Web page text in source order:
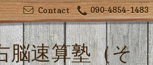
090-4854-1483
Contact
脳速算塾（そ